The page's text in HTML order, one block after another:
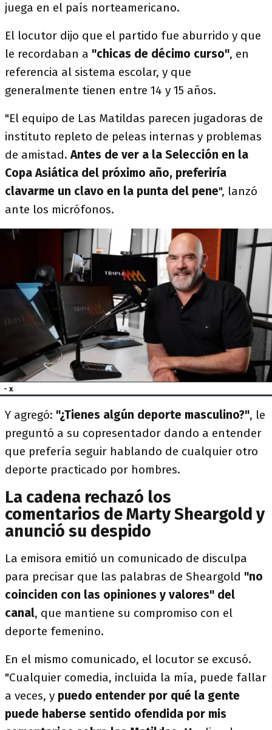
juega en el país norteamericano.
El locutor dijo que el partido fue aburrido y que
le recordaban a "chicas de décimo curso", en
referencia al sistema escolar, y que
generalmente tienen entre 14 y 15 años.
"El equipo de Las Matildas parecen jugadoras de
instituto repleto de peleas internas y problemas
de amistad.Antes de ver a la Selección en la
Copa Asiática del próximo año, preferiría
clavarme un clavo en la punta del pene", lanzó
ante los micrófonos.
- x
Y agregó: "¿Tienes algún deporte masculino?", le
preguntó a su copresentador dando a entender
que prefería seguir hablando de cualquier otro
deporte practicado por hombres.
La cadena rechazó los
comentarios de Marty Sheargold y
anunció su despido
La emisora emitió un comunicado de disculpa
para precisar que las palabras de Sheargold "no
coinciden con las opiniones y valores" del
canal, que mantiene su compromiso con el
deporte femenino.
En el mismo comunicado, el locutor se excusó.
"Cualquier comedia, incluida la mía, puede fallar
a veces, y puedo entender por qué la gente
puede haberse sentido ofendida por mis